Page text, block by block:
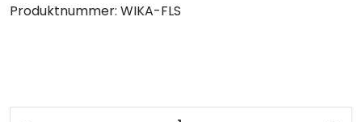
Produktnummer: WIKA-FLS